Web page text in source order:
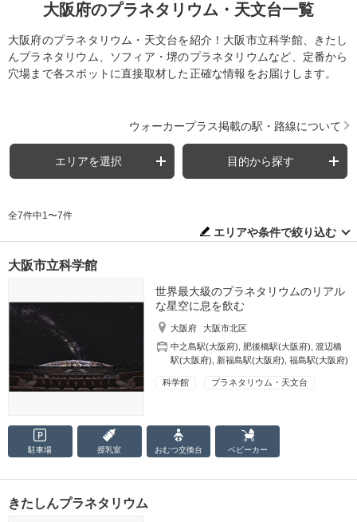
大阪府のプラネタリウム・天文台一覧
大阪府のプラネタリウム・天文台を紹介！大阪市立科学館、きたし
んプラネタリウム、ソフィア・堺のプラネタリウムなど、定番から
穴場まで各スポットに直接取材した正確な情報をお届けします。
ウォーカープラス掲載の駅・路線について
エリアを選択 目的から探す
全7件中1〜7件
エリアや条件で絞り込む
大阪市立科学館
世界最大級のプラネタリウムのリアル
な星空に息を飲む
大阪府
大阪市北区
中之島駅(大阪府)
肥後橋駅(大阪府) ,渡辺橋
駅(大阪府)
新福島駅(大阪府) ,福島駅(大阪府)
科学館 プラネタリウム・天文台
駐車場 授乳室 おむつ交換台 ベビーカー
きたしんプラネタリウム